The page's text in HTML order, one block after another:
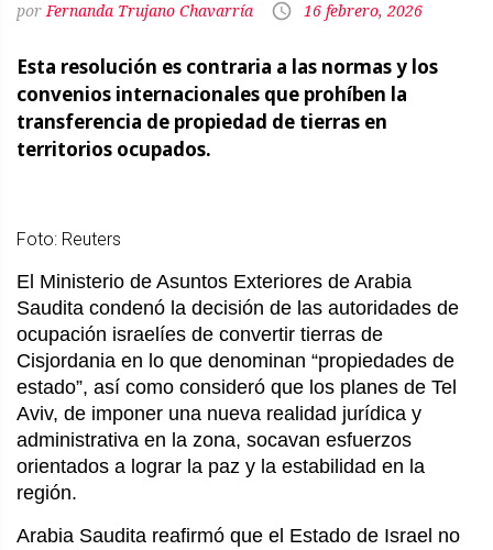
Fernanda Trujano Chavarría 16 febrero, 2026
Esta resolución es contraria a las normas y los
convenios internacionales que prohíben la
transferencia de propiedad de tierras en
territorios ocupados.
Foto: Reuters
El Ministerio de Asuntos Exteriores de Arabia
Saudita condenó la decisión de las autoridades de
ocupación israelíes de convertir tierras de
Cisjordania en lo que denominan “propiedades de
estado”, así como consideró que los planes de Tel
Aviv, de imponer una nueva realidad jurídica y
administrativa en la zona, socavan esfuerzos
orientados a lograr la paz y la estabilidad en la
región.
Arabia Saudita reafirmó que el Estado de Israel no